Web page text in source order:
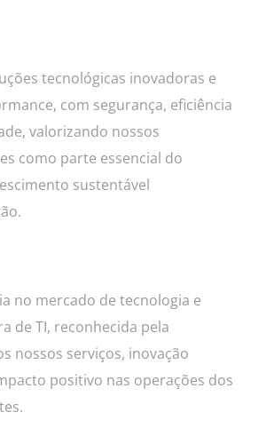
tecnológicas inovadoras e
com segurança, eficiência
valorizando nossos
como parte essencial do
sustentável
no mercado de tecnologia e
de TI, reconhecida pela
nossos serviços, inovação
positivo nas operações dos